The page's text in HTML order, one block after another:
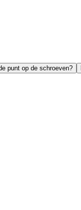
punt op de schroeven?